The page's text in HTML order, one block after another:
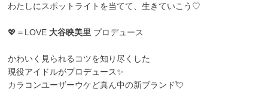
わたしにスポットライトを当てて、生きていこう♡
💖＝LOVE 大谷映美里 プロデュース
かわいく見られるコツを知り尽くした
現役アイドルがプロデュース✨
カラコンユーザーウケど真ん中の新ブランド💘